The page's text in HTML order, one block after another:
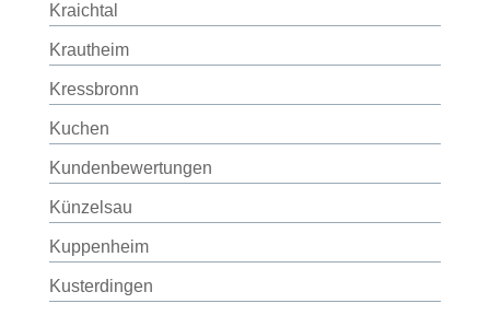
Kraichtal
Krautheim
Kressbronn
Kuchen
Kundenbewertungen
Künzelsau
Kuppenheim
Kusterdingen